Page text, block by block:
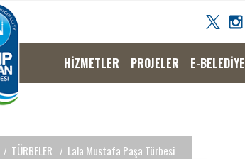
HİZMETLER PROJELER E-BELEDİYE
TÜRBELER Lala Mustafa Paşa Türbesi